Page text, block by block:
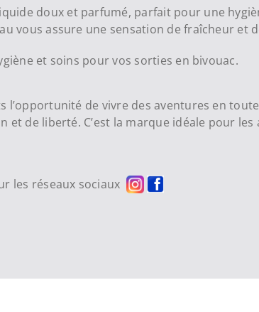
doux et parfumé, parfait pour une
vous assure une sensation de fraîcheur et
et soins pour vos sorties en bivouac.
l’opportunité de vivre des aventures en
et de liberté. C’est la marque idéale pour
les réseaux sociaux